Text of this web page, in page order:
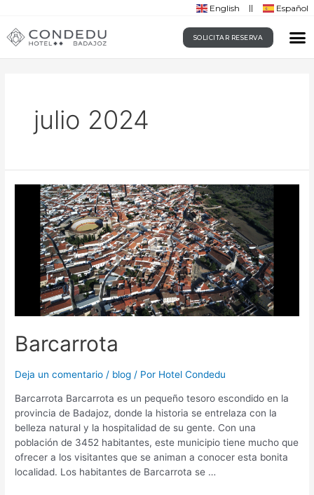
English Español
SOLICITAR RESERVA
julio 2024
Barcarrota
Deja un comentario / blog / Por Hotel Condedu
Barcarrota Barcarrota es un pequeño tesoro escondido en la
provincia de Badajoz, donde la historia se entrelaza con la
belleza natural y la hospitalidad de su gente. Con una
población de 3452 habitantes, este municipio tiene mucho que
ofrecer a los visitantes que se animan a conocer esta bonita
localidad. Los habitantes de Barcarrota se …